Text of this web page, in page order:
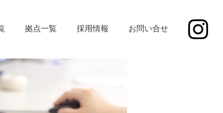
拠点一覧 採用情報 お問い合せ